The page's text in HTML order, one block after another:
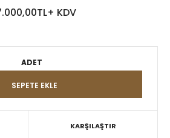
KDV
ADET
KARŞILAŞTIR